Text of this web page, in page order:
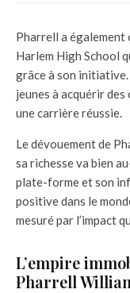
Pharrell a
Harlem High School
grâce à son
jeunes à acquérir
une carrière réussie.
Le dévouement de
sa richesse va bien
plate-forme et son
positive dans le
mesuré par l’impact
L’empire
Pharrell